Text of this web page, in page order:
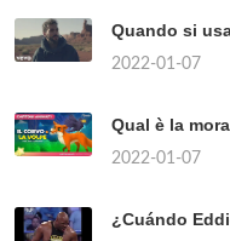
Quando si
2022-01-07
Qual è la
2022-01-07
¿Cuándo